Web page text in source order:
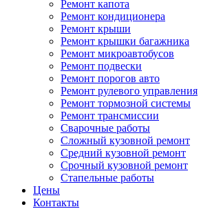
Ремонт капота
Ремонт кондиционера
Ремонт крыши
Ремонт крышки багажника
Ремонт микроавтобусов
Ремонт подвески
Ремонт порогов авто
Ремонт рулевого управления
Ремонт тормозной системы
Ремонт трансмиссии
Сварочные работы
Сложный кузовной ремонт
Средний кузовной ремонт
Срочный кузовной ремонт
Стапельные работы
Цены
Контакты